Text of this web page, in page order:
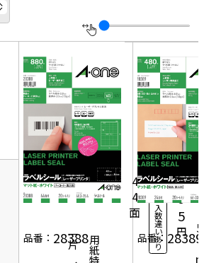
す
品番： 28388
4
4
面
シ
ー
ト
入
数
違
い
あ
り
1,
5
9
5
円
4
3
4
品番： 28389